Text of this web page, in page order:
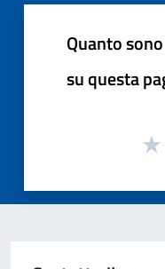
Quanto
su questa